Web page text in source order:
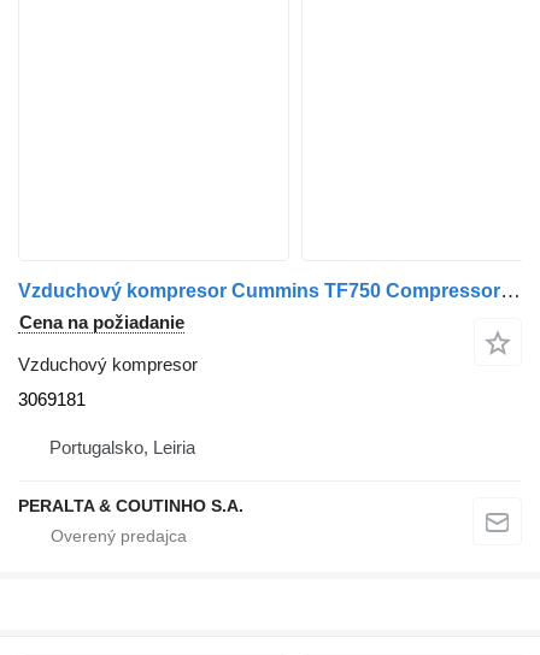
Vzduchový kompresor Cummins TF750 Compressor de Ar 3069181 na nákladného auta Cummins
Cena na požiadanie
Vzduchový kompresor
3069181
Portugalsko, Leiria
PERALTA & COUTINHO S.A.